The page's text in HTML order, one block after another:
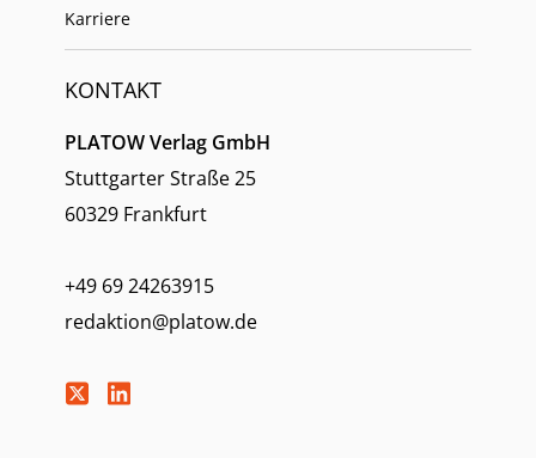
Karriere
KONTAKT
PLATOW Verlag GmbH
Stuttgarter Straße 25
60329 Frankfurt
+49 69 24263915
redaktion@platow.de